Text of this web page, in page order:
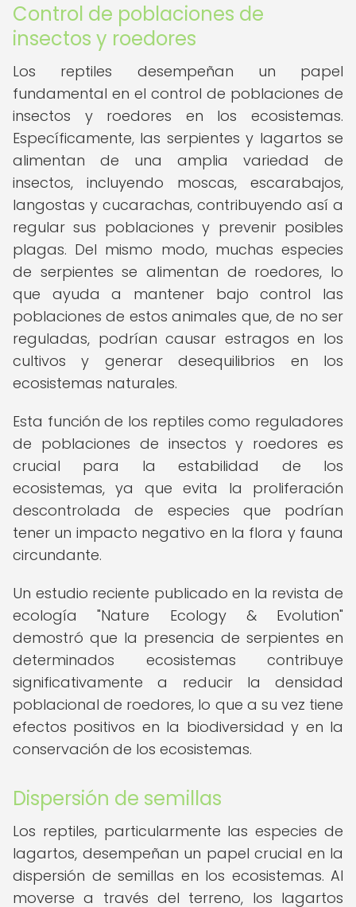
Control de poblaciones de
insectos y roedores
Los reptiles desempeñan un papel
fundamental en el control de poblaciones de
insectos y roedores en los ecosistemas.
Específicamente, las serpientes y lagartos se
alimentan de una amplia variedad de
insectos, incluyendo moscas, escarabajos,
langostas y cucarachas, contribuyendo así a
regular sus poblaciones y prevenir posibles
plagas. Del mismo modo, muchas especies
de serpientes se alimentan de roedores, lo
que ayuda a mantener bajo control las
poblaciones de estos animales que, de no ser
reguladas, podrían causar estragos en los
cultivos y generar desequilibrios en los
ecosistemas naturales.
Esta función de los reptiles como reguladores
de poblaciones de insectos y roedores es
crucial para la estabilidad de los
ecosistemas, ya que evita la proliferación
descontrolada de especies que podrían
tener un impacto negativo en la flora y fauna
circundante.
Un estudio reciente publicado en la revista de
ecología "Nature Ecology & Evolution"
demostró que la presencia de serpientes en
determinados ecosistemas contribuye
significativamente a reducir la densidad
poblacional de roedores, lo que a su vez tiene
efectos positivos en la biodiversidad y en la
conservación de los ecosistemas.
Dispersión de semillas
Los reptiles, particularmente las especies de
lagartos, desempeñan un papel crucial en la
dispersión de semillas en los ecosistemas. Al
moverse a través del terreno, los lagartos